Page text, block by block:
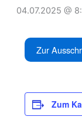
04.07.2025 @
Zur
Zum